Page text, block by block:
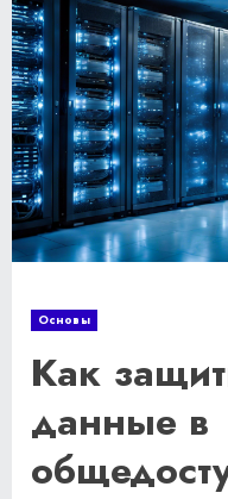
Основы
Как
данные в